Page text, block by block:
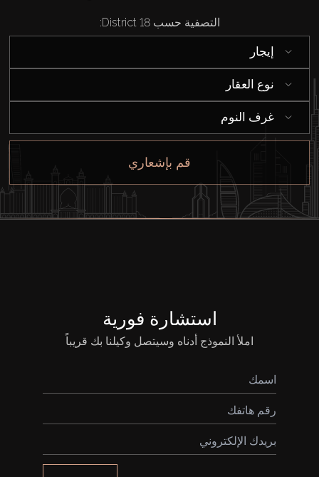
التصفية حسب District 18:
إيجار
نوع العقار
غرف النوم
قم بإشعاري
استشارة فورية
املأ النموذج أدناه وسيتصل وكيلنا بك قريباً